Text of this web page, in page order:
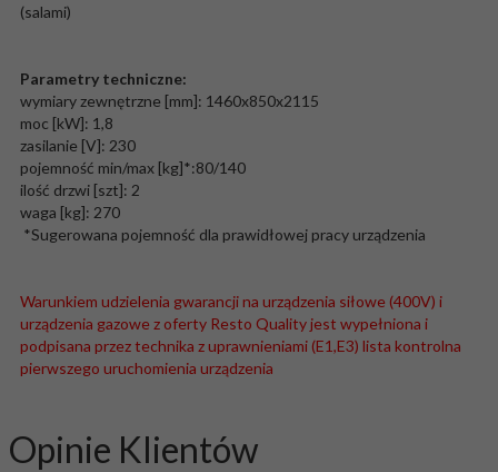
(salami)
Parametry techniczne:
wymiary zewnętrzne [mm]: 1460x850x2115
moc [kW]: 1,8
zasilanie [V]: 230
pojemność min/max [kg]*:80/140
ilość drzwi [szt]: 2
waga [kg]: 270
*Sugerowana pojemność dla prawidłowej pracy urządzenia
Warunkiem udzielenia gwarancji na urządzenia siłowe (400V) i
urządzenia gazowe z oferty Resto Quality jest wypełniona i
podpisana przez technika z uprawnieniami (E1,E3) lista kontrolna
pierwszego uruchomienia urządzenia
Opinie Klientów